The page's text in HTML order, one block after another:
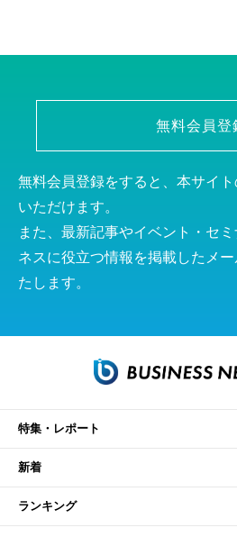
無料会員登
無料会員登録をすると、本サイ
いただけます。
また、最新記事やイベント・セ
ネスに役立つ情報を掲載したメ
たします。
特集・レポート
新着
ランキング